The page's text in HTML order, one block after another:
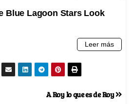
A Roy lo que es de Roy